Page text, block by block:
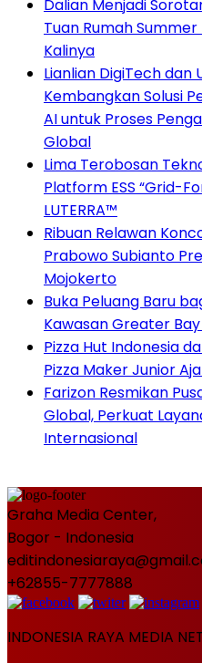
Dalian Menjadi
Tuan Rumah
Kalinya
Lianlian DigiTech
Kembangkan Solusi
AI untuk Proses
Global
Lima Terobosan
Platform ESS “Grid-
LUTERRA™
Ribuan Relawan
Prabowo Subianto
Mojokerto
Buka Peluang Baru
Kawasan Greater
Pizza Hut Indonesia
Pizza Maker Junior
Farizon Resmikan
Global, Perkuat
Internasional
Graha Media Center,
Bogor - Indonesia
+62855-7777888
INDONESIA RAYA MEDIA